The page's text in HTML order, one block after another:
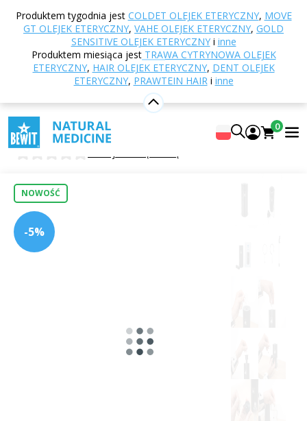
Produktem tygodnia jest COLDET OLEJEK ETERYCZNY, MOVE
GT OLEJEK ETERYCZNY, VAHE OLEJEK ETERYCZNY, GOLD
SENSITIVE OLEJEK ETERYCZNYi inne
Produktem miesiąca jest TRAWA CYTRYNOWA OLEJEK
ETERYCZNY, HAIR OLEJEK ETERYCZNY, DENT OLEJEK
ETERYCZNY, PRAWTEIN HAIRi inne
0
Strona główna
i dyfuzory zapachowe
Dyfuzory zapachowe
Aromatyczny dyfuzor bezwodny, ONYX,
czarny
Aromatyczny dyfuzor bezwodny,
ONYX, czarny
0
NOWOŚĆ
-5%